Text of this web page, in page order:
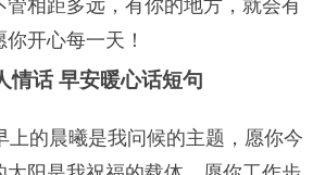
相距多远，有你的地方，就会有
开心每一天！
情话 早安暖心话短句
上的晨曦是我问候的主题，愿你今